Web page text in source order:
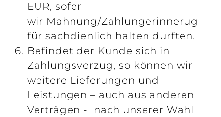
EUR, sofer
wir Mahnung/Zahlungerinnerug
für sachdienlich halten durften.
Befindet der Kunde sich in
Zahlungsverzug, so können wir
weitere Lieferungen und
Leistungen – auch aus anderen
Verträgen - nach unserer Wahl